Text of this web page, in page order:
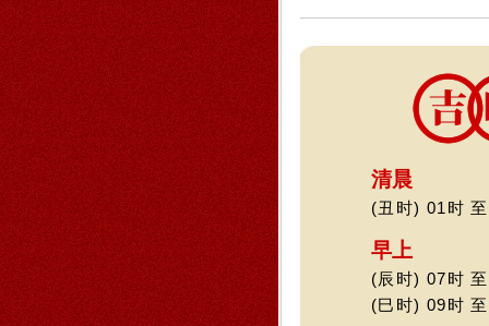
清晨
(丑时) 01时
早上
(辰时) 07时
(巳时) 09时